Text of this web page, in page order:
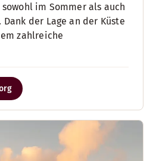
im Sommer als auch
der Lage an der Küste
zahlreiche